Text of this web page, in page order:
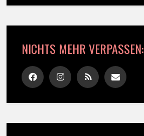
NICHTS MEHR VERPASSEN: